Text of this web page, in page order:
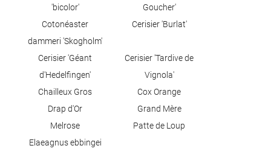
'bicolor'
Goucher'
Cotonéaster
dammeri 'Skogholm'
Cerisier 'Burlat'
Cerisier 'Géant
d'Hedelfingen'
Cerisier 'Tardive de
Vignola'
Chailleux Gros
Cox Orange
Drap d'Or
Grand Mère
Melrose
Patte de Loup
Elaeagnus ebbingei